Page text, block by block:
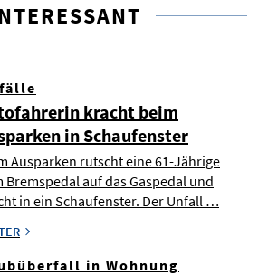
kracht beim
in Schaufenster
Ausparken rutscht eine 61-Jährige
Bremspedal auf das Gaspedal und
in ein Schaufenster. Der Unfall …
in Wohnung